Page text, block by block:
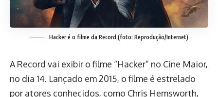
Hacker é o filme da Record (foto: Reprodução/Internet)
A Record vai exibir o filme “Hacker” no Cine Maior,
no dia 14. Lançado em 2015, o filme é estrelado
por atores conhecidos, como Chris Hemsworth,